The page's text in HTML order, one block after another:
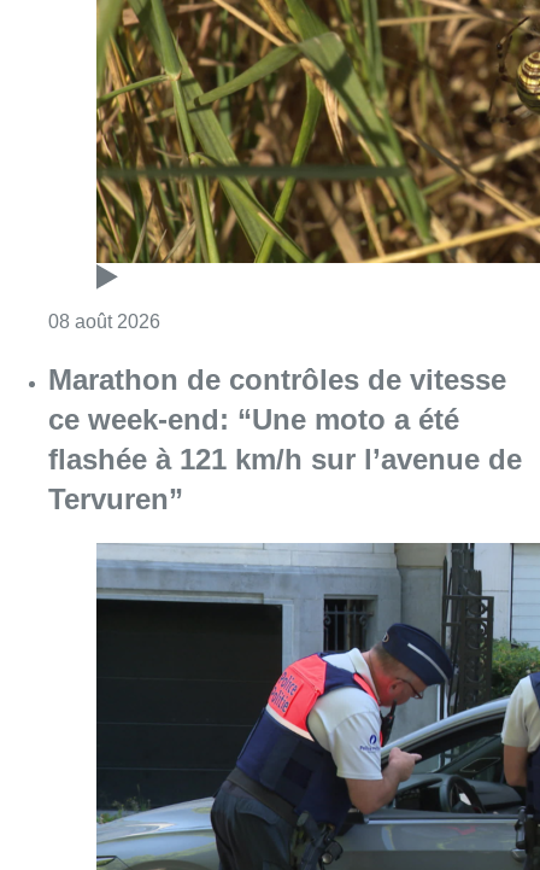
08 août 2026
Marathon de contrôles de vitesse
ce week-end: “Une moto a été
flashée à 121 km/h sur l’avenue de
Tervuren”